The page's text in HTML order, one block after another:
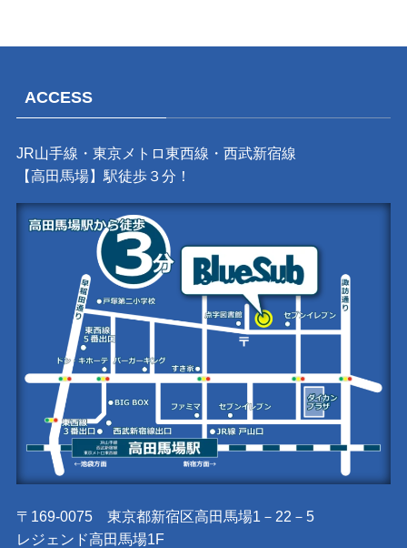
ACCESS
JR山手線・東京メトロ東西線・西武新宿線
【高田馬場】駅徒歩３分！
〒169-0075 東京都新宿区高田馬場1－22－5
レジェンド高田馬場1F